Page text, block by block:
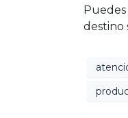
destino